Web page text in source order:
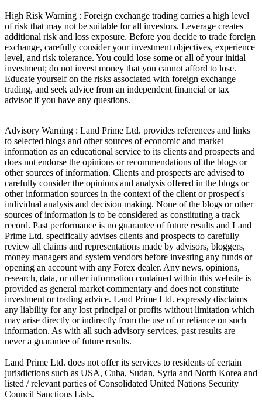
High Risk Warning : Foreign exchange trading carries a high level
of risk that may not be suitable for all investors. Leverage creates
additional risk and loss exposure. Before you decide to trade foreign
exchange, carefully consider your investment objectives, experience
level, and risk tolerance. You could lose some or all of your initial
investment; do not invest money that you cannot afford to lose.
Educate yourself on the risks associated with foreign exchange
trading, and seek advice from an independent financial or tax
advisor if you have any questions.
Advisory Warning : Land Prime Ltd. provides references and links
to selected blogs and other sources of economic and market
information as an educational service to its clients and prospects and
does not endorse the opinions or recommendations of the blogs or
other sources of information. Clients and prospects are advised to
carefully consider the opinions and analysis offered in the blogs or
other information sources in the context of the client or prospect's
individual analysis and decision making. None of the blogs or other
sources of information is to be considered as constituting a track
record. Past performance is no guarantee of future results and Land
Prime Ltd. specifically advises clients and prospects to carefully
review all claims and representations made by advisors, bloggers,
money managers and system vendors before investing any funds or
opening an account with any Forex dealer. Any news, opinions,
research, data, or other information contained within this website is
provided as general market commentary and does not constitute
investment or trading advice. Land Prime Ltd. expressly disclaims
any liability for any lost principal or profits without limitation which
may arise directly or indirectly from the use of or reliance on such
information. As with all such advisory services, past results are
never a guarantee of future results.
Land Prime Ltd. does not offer its services to residents of certain
jurisdictions such as USA, Cuba, Sudan, Syria and North Korea and
listed / relevant parties of Consolidated United Nations Security
Council Sanctions Lists.